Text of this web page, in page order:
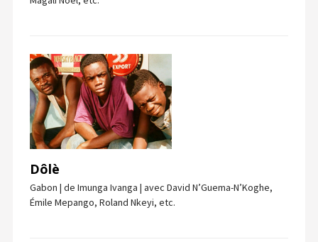
Dôlè
Gabon | de Imunga Ivanga | avec David N’Guema-N’Koghe,
Émile Mepango, Roland Nkeyi, etc.